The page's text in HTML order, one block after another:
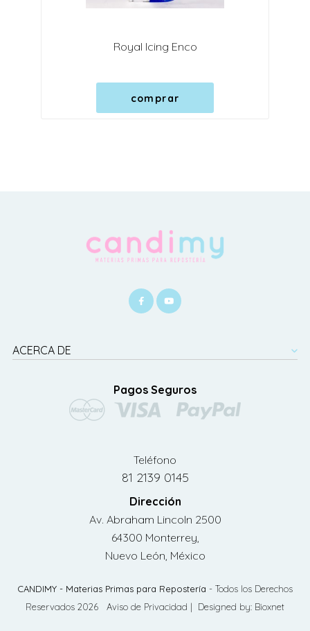
Royal Icing Enco
comprar
ACERCA DE
Pagos Seguros
Teléfono
81 2139 0145
Dirección
Av. Abraham Lincoln 2500
64300 Monterrey,
Nuevo León, México
CANDIMY - Materias Primas para Repostería - Todos los Derechos
Reservados 2026 Aviso de Privacidad | Designed by: Bioxnet